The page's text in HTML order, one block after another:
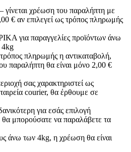
χρέωση του παραλήπτη με
€ αν επιλεγεί ως τρόπος πληρωμής
παραγγελίες προϊόντων άνω
4kg
πληρωμής η αντικαταβολή,
παραλήπτη θα είναι μόνο 2,00 €
σας χαρακτηριστεί ως
courier, θα έρθουμε σε
για εσάς επιλογή
μπορούσατε να παραλάβετε τα
άνω των 4kg, η χρέωση θα είναι